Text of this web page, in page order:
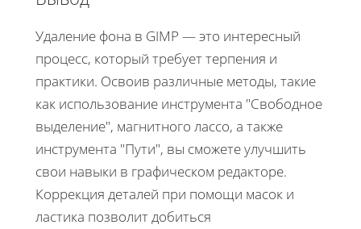
Удаление фона в GIMP — это интересный
процесс, который требует терпения и
практики. Освоив различные методы, такие
как использование инструмента "Свободное
выделение", магнитного лассо, а также
инструмента "Пути", вы сможете улучшить
свои навыки в графическом редакторе.
Коррекция деталей при помощи масок и
ластика позволит добиться